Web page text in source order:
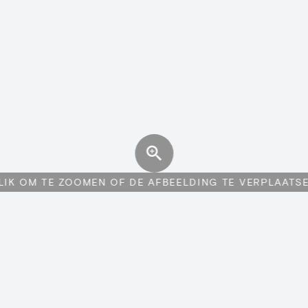
OM TE ZOOMEN OF DE AFBEELDING TE